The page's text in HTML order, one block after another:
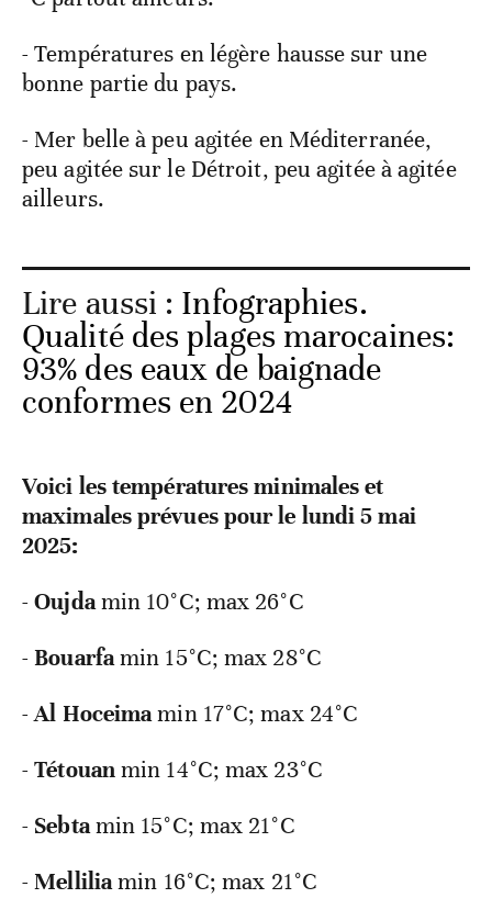
- Températures en légère hausse sur une
bonne partie du pays.
- Mer belle à peu agitée en Méditerranée,
peu agitée sur le Détroit, peu agitée à agitée
ailleurs.
Lire aussi : Infographies.
Qualité des plages marocaines:
93% des eaux de baignade
conformes en 2024
Voici les températures minimales et
maximales prévues pour le lundi 5 mai
2025:
-Oujdamin 10°C; max 26°C
-Bouarfamin 15°C; max 28°C
-Al Hoceimamin 17°C; max 24°C
-Tétouanmin 14°C; max 23°C
- Sebtamin 15°C; max 21°C
-Melliliamin 16°C; max 21°C